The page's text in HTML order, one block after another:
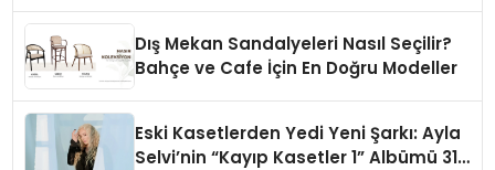
Dış Mekan Sandalyeleri Nasıl Seçilir?
Bahçe ve Cafe İçin En Doğru Modeller
Eski Kasetlerden Yedi Yeni Şarkı: Ayla
Selvi’nin “Kayıp Kasetler 1” Albümü 31